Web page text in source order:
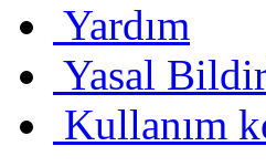
Yardım
Yasal
Kullanım